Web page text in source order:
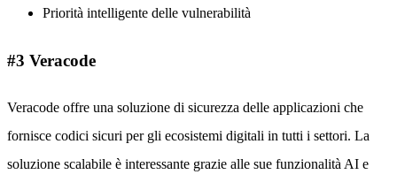
Priorità intelligente delle vulnerabilità
#3 Veracode
Veracode offre una soluzione di sicurezza delle applicazioni che
fornisce codici sicuri per gli ecosistemi digitali in tutti i settori. La
soluzione scalabile è interessante grazie alle sue funzionalità AI e